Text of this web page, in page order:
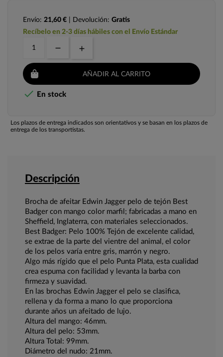
Envío: 21,60 € | Devolución: Gratis
Recíbelo en 2-3 días hábiles con el Envío Estándar
AÑADIR AL CARRITO
 En stock
Los plazos de entrega indicados son orientativos y se basan en los plazos de
entrega de los transportistas.
Descripción
Brocha de afeitar Edwin Jagger pelo de tejón Best
Badger con mango color marfil; fabricadas a mano en
Sheffield, Inglaterra, con materiales seleccionados.
Best Badger: Pelo 100% Tejón de excelente calidad,
se extrae de la parte del vientre del animal, el color
de los pelos varía entre gris, marrón y negro.
Algo más rígido que el pelo Punta Plata, esta cualidad
crea espuma con facilidad y levanta la barba con
firmeza y suavidad.
En las brochas Edwin Jagger el pelo se clasifica,
rellena y da forma a mano lo que proporciona
durante años un afeitado de lujo.
Altura del mango: 46mm.
Altura del pelo: 53mm.
Altura Total: 99mm.
Diámetro del nudo: 21mm.